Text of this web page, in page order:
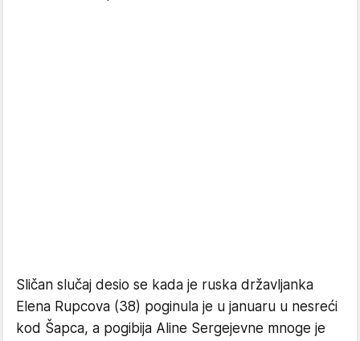
Sličan slučaj desio se kada je ruska državljanka
Elena Rupcova (38) poginula je u januaru u nesreći
kod Šapca, a pogibija Aline Sergejevne mnoge je